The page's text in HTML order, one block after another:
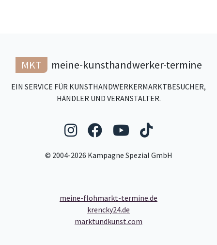
MKT meine-kunsthandwerker-termine
EIN SERVICE FÜR KUNSTHANDWERKERMARKTBESUCHER,
HÄNDLER UND VERANSTALTER.
Folgen Sie uns auf
Folgen Sie uns auf
Folgen Sie
Folgen
© 2004-2026 Kampagne Spezial GmbH
meine-flohmarkt-termine.de
krencky24.de
marktundkunst.com